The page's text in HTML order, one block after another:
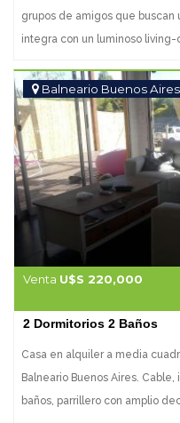
grupos de amigos que buscan
integra con un luminoso
comodidades modernas,
con freezer, aire
cuenta con un televisor y
entretenimiento. Los placares
ofrecen un amplio espacio de
estancia sea cómoda y
hacer de esta casa tu nuevo
con nuestros asesores y
Maldonado!
Balneario Buenos Aires
Venta U$S 220,000
2 Dormitorios 2 Baños
Casa en alquiler a media
Balneario Buenos Aires.
baños, parrillero con amplio